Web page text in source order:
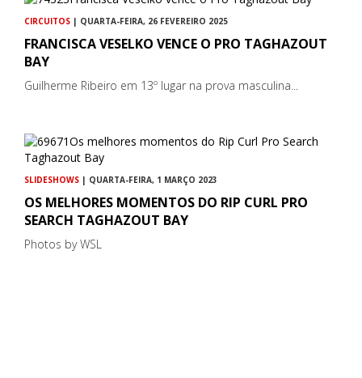
CIRCUITOS | QUARTA-FEIRA, 26 FEVEREIRO 2025
FRANCISCA VESELKO VENCE O PRO TAGHAZOUT
BAY
Guilherme Ribeiro em 13º lugar na prova masculina...
SLIDESHOWS | QUARTA-FEIRA, 1 MARÇO 2023
OS MELHORES MOMENTOS DO RIP CURL PRO
SEARCH TAGHAZOUT BAY
Photos by WSL